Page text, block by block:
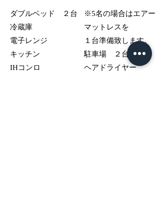
ダブルベッド ２台
冷蔵庫
電子レンジ
​キッチン
IHコンロ
※​5名の場合はエアー
マットレスを
１台準備致します。
駐車場 ２台
ヘアドライヤー